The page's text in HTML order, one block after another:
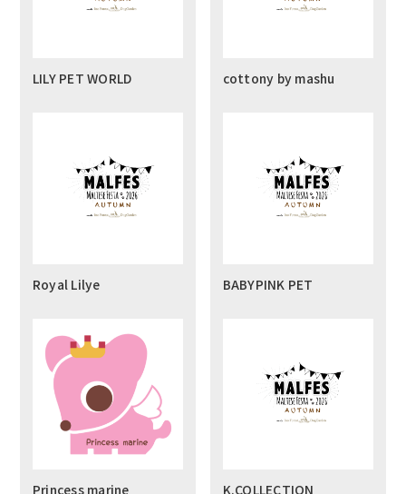
LILY PET WORLD cottony by mashu
Royal Lilye BABYPINK PET
Princess marine K.COLLECTION